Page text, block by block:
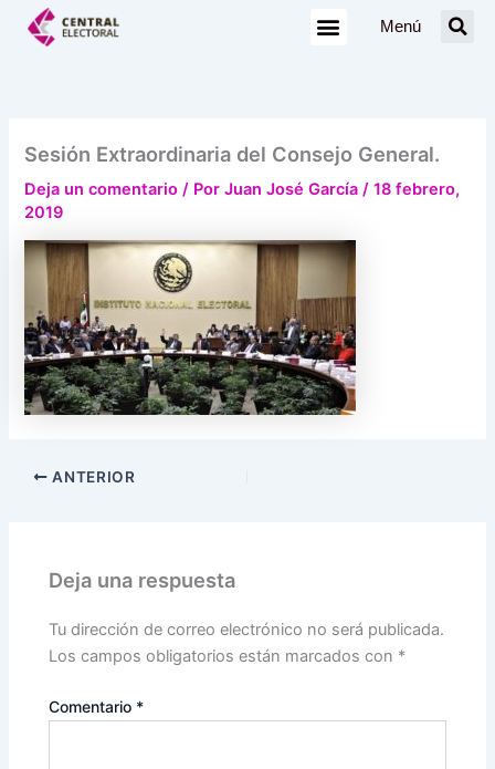
Menú
Sesión Extraordinaria del Consejo General.
Deja un comentario / PorJuan José García/18 febrero,
2019
ANTERIOR
Deja una respuesta
Tu dirección de correo electrónico no será publicada.
Los campos obligatorios están marcados con *
Comentario *